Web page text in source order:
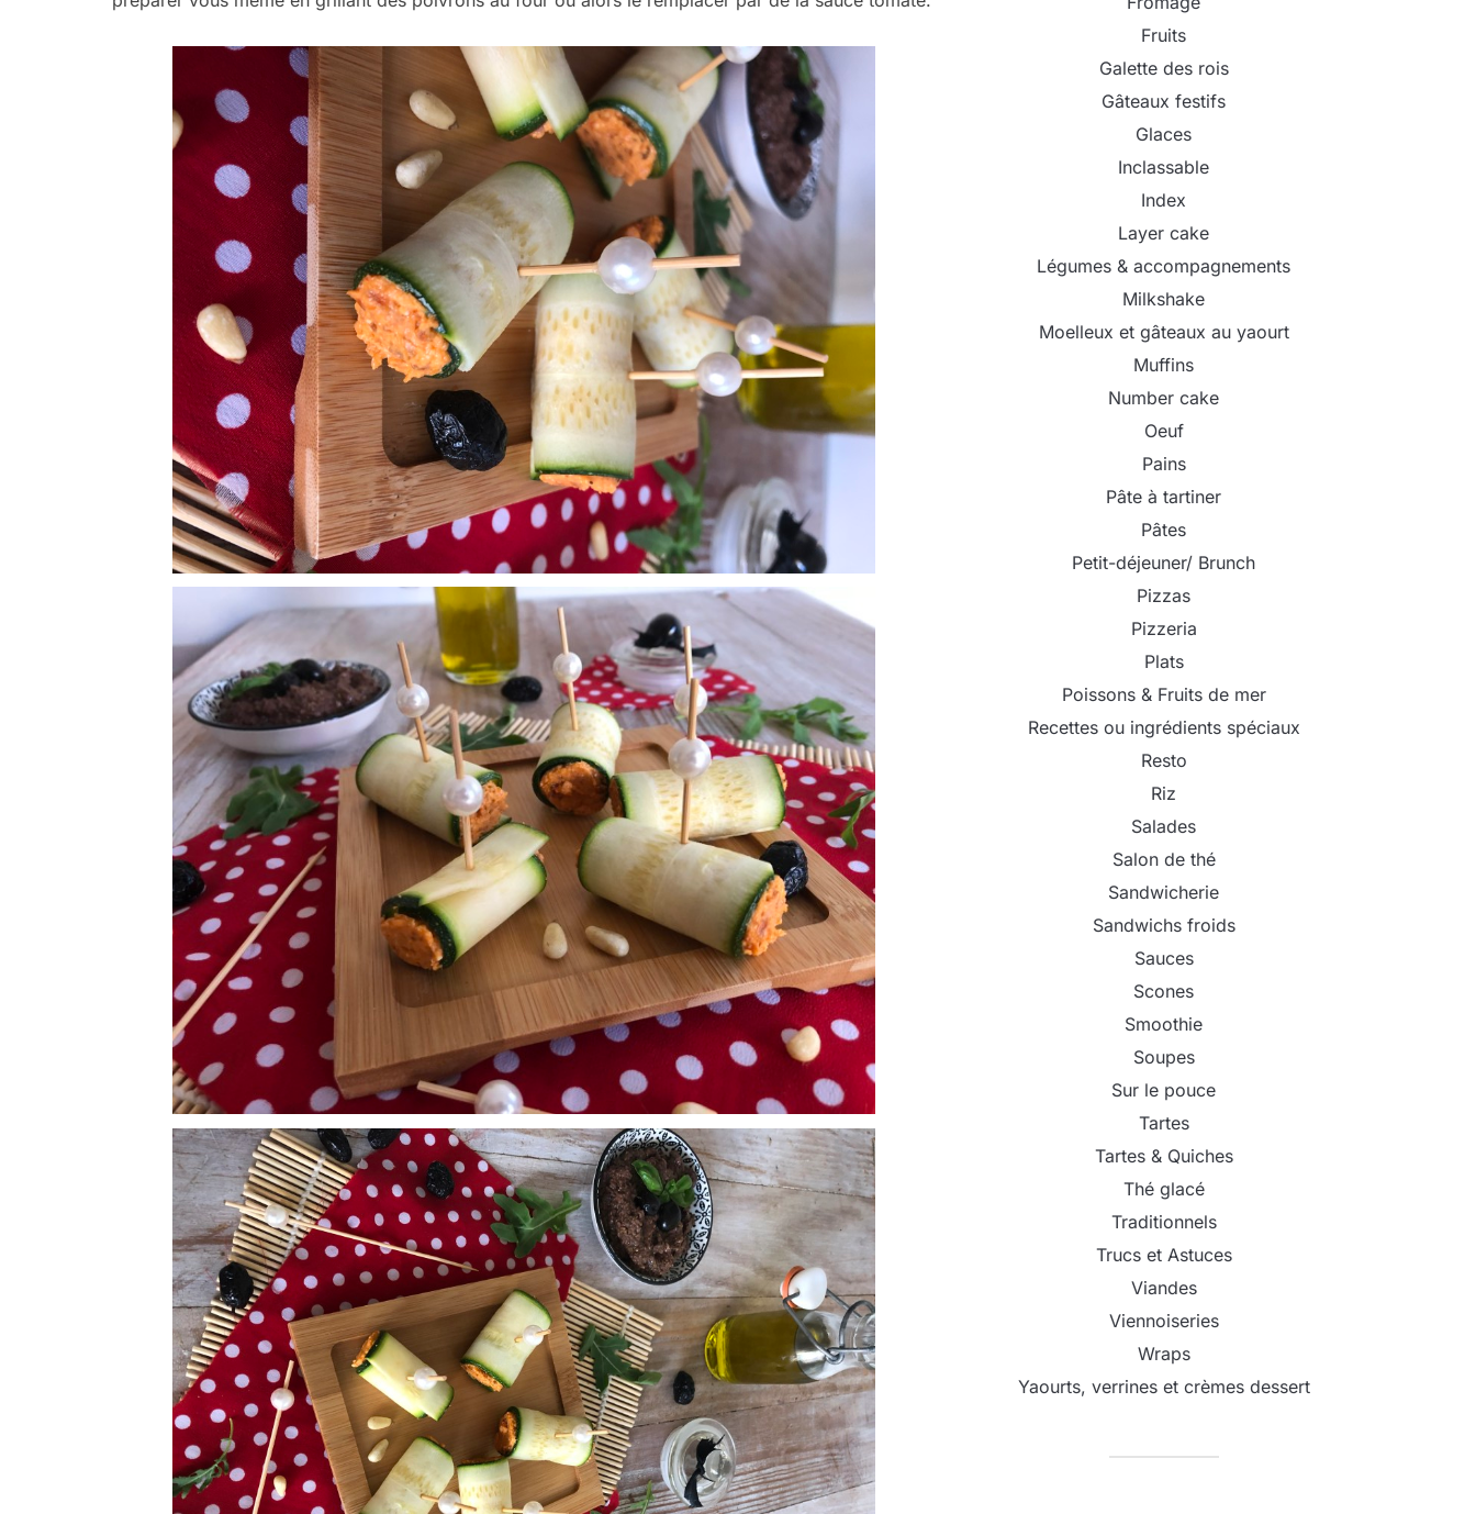
Fruits
Galette des rois
Gâteaux festifs
Glaces
Inclassable
Index
Layer cake
Légumes & accompagnements
Milkshake
Moelleux et gâteaux au yaourt
Muffins
Number cake
Oeuf
Pains
Pâte à tartiner
Pâtes
Petit-déjeuner/ Brunch
Pizzas
Pizzeria
Plats
Poissons & Fruits de mer
Recettes ou ingrédients spéciaux
Resto
Riz
Salades
Salon de thé
Sandwicherie
Sandwichs froids
Sauces
Scones
Smoothie
Soupes
Sur le pouce
Tartes
Tartes & Quiches
Thé glacé
Traditionnels
Trucs et Astuces
Viandes
Viennoiseries
Wraps
Yaourts, verrines et crèmes dessert